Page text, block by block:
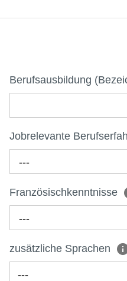
Berufsausbildung
Jobrelevante
---
Französischkenntnisse
---
zusätzliche Sprachen
---